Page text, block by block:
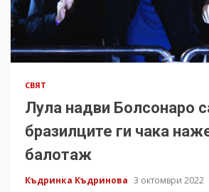
СВЯТ
Лула надви Болсонаро
бразилците ги чака
балотаж
Къдринка Къдринова 3 октомври 2022